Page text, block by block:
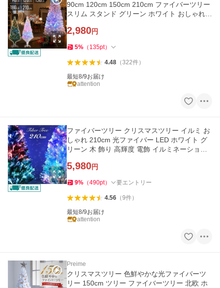
90cm 120cm 150cm 210cm ファイバーツリー
スリム スタンド グリーン ホワイト おしゃれ
2,980円
5% （ 135pt）
4.48（322件）
最短8/9お届け
attention
ファイバーツリー クリスマスツリー イルミ お
しゃれ 210cm 光ファイバー LED ホワイト グ
リーン 木 飾り 高輝度 電飾 イルミネーション
5,980円
9% （490pt） 要エントリー
4.56（9件）
最短8/9お届け
attention
Preime
クリスマスツリー 色鮮やかな光ファイバーツ
リー 150cm ツリー ファイバーツリー 北欧 ホ